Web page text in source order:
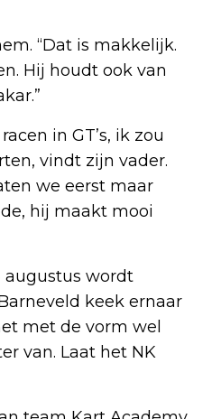
“Dat is makkelijk.
Hij houdt ook van
in GT’s, ik zou
vindt zijn vader.
we eerst maar
hij maakt mooi
augustus wordt
keek ernaar
met de vorm wel
van. Laat het NK